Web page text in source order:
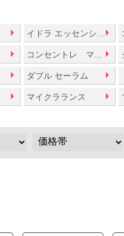
ダブル セーラム
マイクラランス